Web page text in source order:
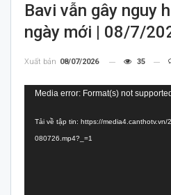
Bavi vẫn gây nguy
ngày mới | 08/7/
Xuất bản 08/07/2026 35
Trình
Video
Media error: Format(s) not
Tải về tập tin: https://media4.canthotv.vn/
080726.mp4?_=1